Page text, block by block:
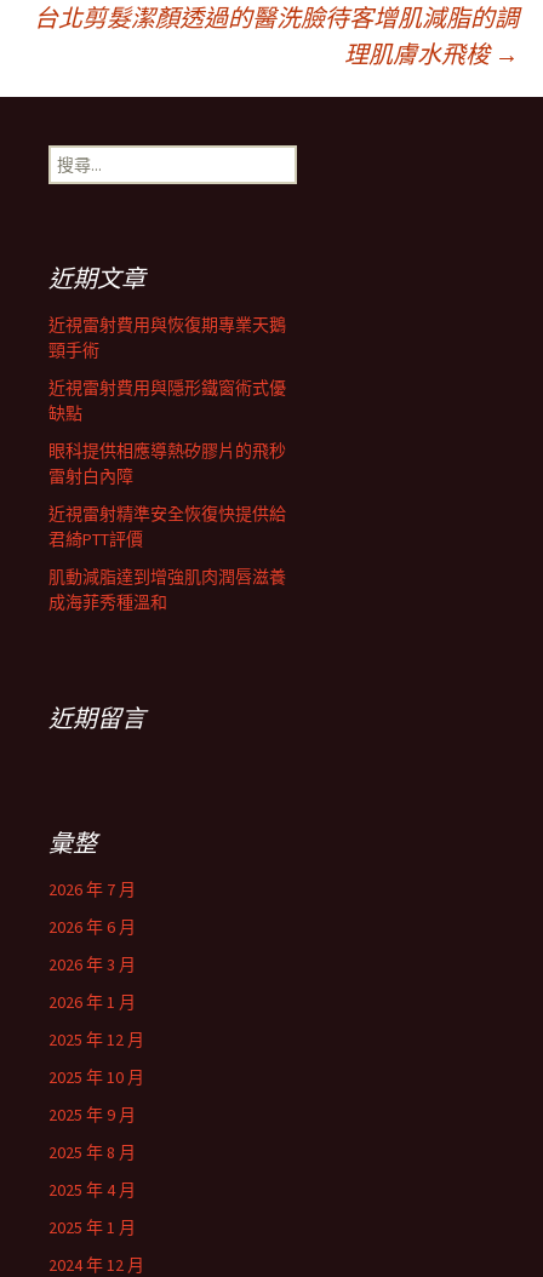
章
導
航
列
台北剪髮潔顏透過的醫洗臉待客增肌減脂的調
理肌膚水飛梭 →
搜
尋
近期文章
近視雷射費用與恢復期專業天鵝
頸手術
近視雷射費用與隱形鐵窗術式優
缺點
眼科提供相應導熱矽膠片的飛秒
雷射白內障
近視雷射精準安全恢復快提供給
君綺PTT評價
肌動減脂達到增強肌肉潤唇滋養
成海菲秀種溫和
近期留言
彙整
2026 年 7 月
2026 年 6 月
2026 年 3 月
2026 年 1 月
2025 年 12 月
2025 年 10 月
2025 年 9 月
2025 年 8 月
2025 年 4 月
2025 年 1 月
2024 年 12 月